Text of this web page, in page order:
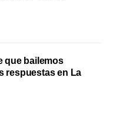
que bailemos
respuestas en La